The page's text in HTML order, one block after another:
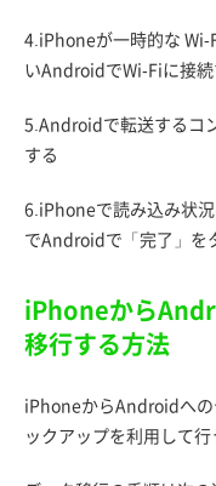
4.iPhoneが一時的な Wi-
いAndroidでWi-Fiに接続
5.Androidで転送するコ
する
6.iPhoneで読み込み状
でAndroidで「完了」を
iPhoneから
移行する方法
iPhoneからAndroidへ
ックアップを利用して行